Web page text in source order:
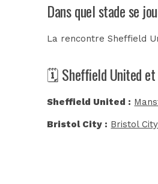
Dans quel stade se
La rencontre Sheffield
🗓️ Sheffield United et
Sheffield United :
Bristol City : Bristol